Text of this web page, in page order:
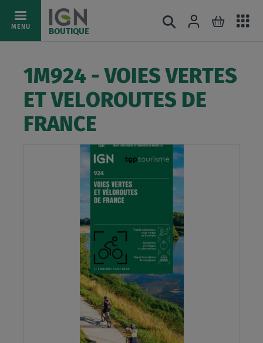
AllezMENU BOUTIQUE
Rechercher
Connexion
Mon
1M924 - VOIES VERTES
ET VELOROUTES DE
FRANCE